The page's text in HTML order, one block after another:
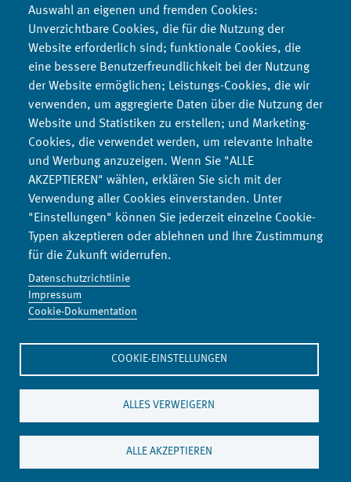
Auswahl an eigenen und fremden Cookies:
Unverzichtbare Cookies, die für die Nutzung der
Website erforderlich sind; funktionale Cookies, die
eine bessere Benutzerfreundlichkeit bei der Nutzung
der Website ermöglichen; Leistungs-Cookies, die wir
verwenden, um aggregierte Daten über die Nutzung der
Website und Statistiken zu erstellen; und Marketing-
Cookies, die verwendet werden, um relevante Inhalte
und Werbung anzuzeigen. Wenn Sie "ALLE
AKZEPTIEREN" wählen, erklären Sie sich mit der
Verwendung aller Cookies einverstanden. Unter
"Einstellungen" können Sie jederzeit einzelne Cookie-
Typen akzeptieren oder ablehnen und Ihre Zustimmung
für die Zukunft widerrufen.
Datenschutzrichtlinie
Impressum
Cookie-Dokumentation
COOKIE-EINSTELLUNGEN
ALLES VERWEIGERN
ALLE AKZEPTIEREN
aufgebraucht werden (Reboundeffekte). So wird es
beispielsweise in Zukunft effizientere Autos und mehr E-Autos
geben, dass mit dem Erhalt des Individualverkehrs die
Umweltprobleme gelöst werden, ist aber unwahrscheinlich.
Auf EU-Ebene wurde das Modernisierungsprojekt durch den
European Green Dealbereits etabliert. Europa erhofft sich
neue Wachstumsbranchen und internationale politische
Relevanz durch die Zielsetzung des ersten klimaneutralen
Kontinents.
Denkwerkstatt Konsum
Co2-Rechner
Umweltbildungsseite
Materialkompass